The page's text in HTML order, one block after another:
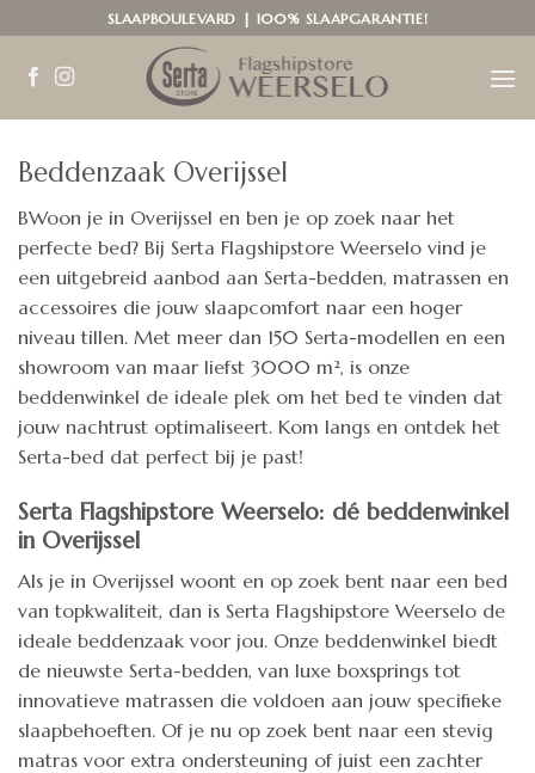
naar
inhoud
SLAAPBOULEVARD | 100% SLAAPGARANTIE!
Beddenzaak Overijssel
BWoon je in Overijssel en ben je op zoek naar het
perfecte bed? Bij Serta Flagshipstore Weerselo vind je
een uitgebreid aanbod aan Serta-bedden, matrassen en
accessoires die jouw slaapcomfort naar een hoger
niveau tillen. Met meer dan 150 Serta-modellen en een
showroom van maar liefst 3000 m², is onze
beddenwinkel de ideale plek om het bed te vinden dat
jouw nachtrust optimaliseert. Kom langs en ontdek het
Serta-bed dat perfect bij je past!
Serta Flagshipstore Weerselo: dé beddenwinkel
in Overijssel
Als je in Overijssel woont en op zoek bent naar een bed
van topkwaliteit, dan is Serta Flagshipstore Weerselo de
ideale beddenzaak voor jou. Onze beddenwinkel biedt
de nieuwste Serta-bedden, van luxe boxsprings tot
innovatieve matrassen die voldoen aan jouw specifieke
slaapbehoeften. Of je nu op zoek bent naar een stevig
matras voor extra ondersteuning of juist een zachter